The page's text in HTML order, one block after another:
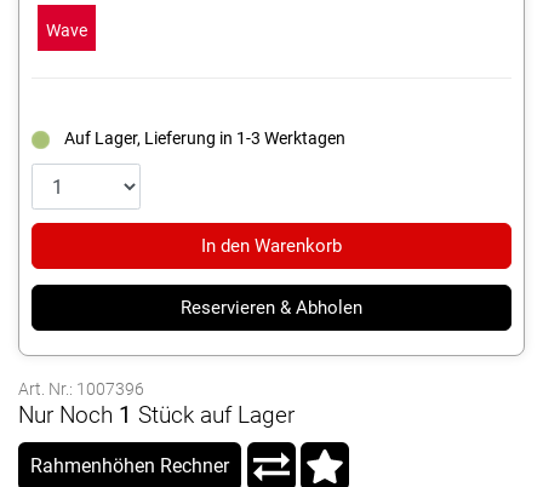
Wave
Auf Lager, Lieferung in 1-3 Werktagen
In den Warenkorb
Reservieren & Abholen
Art. Nr.: 1007396
Nur Noch 1 Stück auf Lager
Rahmenhöhen Rechner